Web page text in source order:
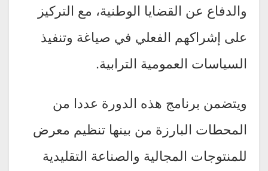
والدفاع عن القضايا الوطنية، مع التركيز
على إشراكهم الفعلي في صياغة وتنفيذ
السياسات العمومية الترابية.
ويتضمن برنامج هذه الدورة عددا من
المحطات البارزة من بينها تنظيم معرض
للمنتوجات المجالية والصناعة التقليدية